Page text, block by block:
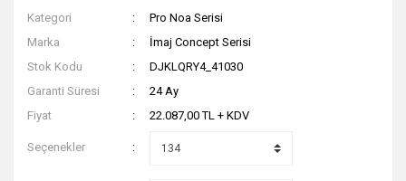
Kategori
Pro Noa Serisi
Marka
İmaj Concept Serisi
Stok Kodu
DJKLQRY4_41030
Garanti Süresi
24 Ay
Fiyat
22.087,00 TL + KDV
Seçenekler